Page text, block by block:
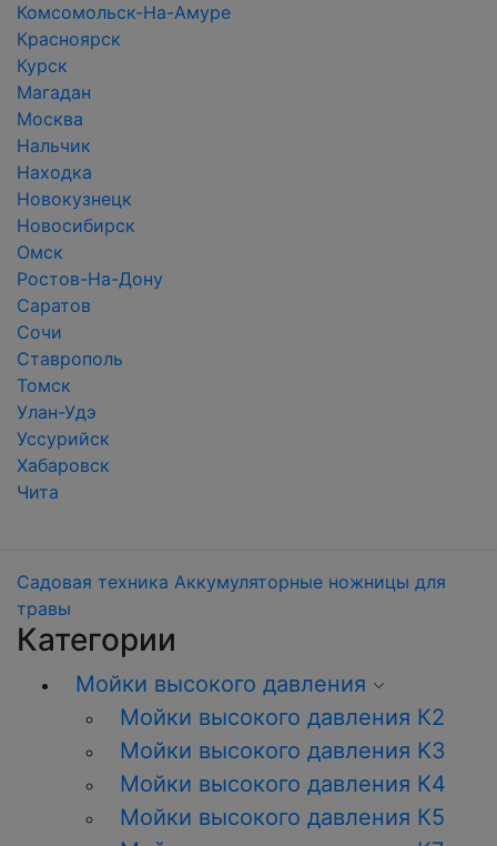
Комсомольск-На-Амуре
Красноярск
Курск
Магадан
Москва
Нальчик
Находка
Новокузнецк
Новосибирск
Омск
Ростов-На-Дону
Саратов
Сочи
Ставрополь
Томск
Улан-Удэ
Уссурийск
Хабаровск
Чита
Садовая техника Аккумуляторные ножницы для
травы
Категории
Мойки высокого давления
Мойки высокого давления К2
Мойки высокого давления K3
Мойки высокого давления К4
Мойки высокого давления К5